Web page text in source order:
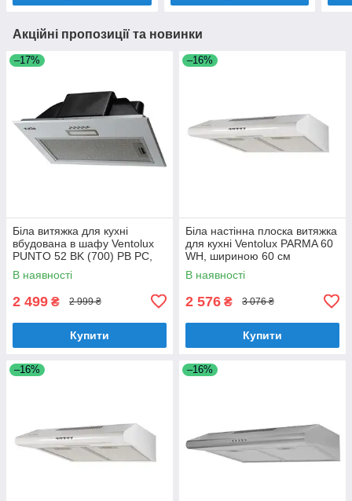
Акційні пропозиції та новинки
–17%
Біла витяжка для кухні
вбудована в шафу Ventolux
PUNTO 52 BK (700) PB PC,
шириною 52 см
В наявності
2 499 ₴ 2 999 ₴
Купити
–16%
Біла настінна плоска витяжка
для кухні Ventolux PARMA 60
WH, шириною 60 см
В наявності
2 576 ₴ 3 076 ₴
Купити
–16% –16%